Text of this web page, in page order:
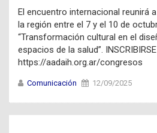
El encuentro internacional reunirá
la región entre el 7 y el 10 de
“Transformación cultural en el
espacios de la salud”.
https://aadaih.org.ar/congresos
Comunicación 12/09/2025